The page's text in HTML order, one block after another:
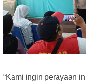
“Kami ingin perayaan